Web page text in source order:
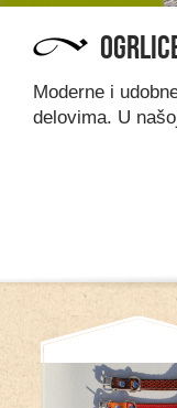
Moderne i
delovima. U